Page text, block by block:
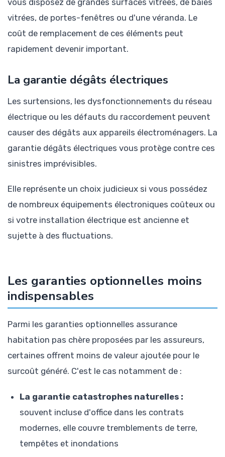
vous disposez de grandes surfaces vitrées, de baies
vitrées, de portes-fenêtres ou d'une véranda. Le
coût de remplacement de ces éléments peut
rapidement devenir important.
La garantie dégâts électriques
Les surtensions, les dysfonctionnements du réseau
électrique ou les défauts du raccordement peuvent
causer des dégâts aux appareils électroménagers. La
garantie dégâts électriques vous protège contre ces
sinistres imprévisibles.
Elle représente un choix judicieux si vous possédez
de nombreux équipements électroniques coûteux ou
si votre installation électrique est ancienne et
sujette à des fluctuations.
Les garanties optionnelles moins
indispensables
Parmi les garanties optionnelles assurance
habitation pas chère proposées par les assureurs,
certaines offrent moins de valeur ajoutée pour le
surcoût généré. C'est le cas notamment de :
La garantie catastrophes naturelles :
souvent incluse d'office dans les contrats
modernes, elle couvre tremblements de terre,
tempêtes et inondations